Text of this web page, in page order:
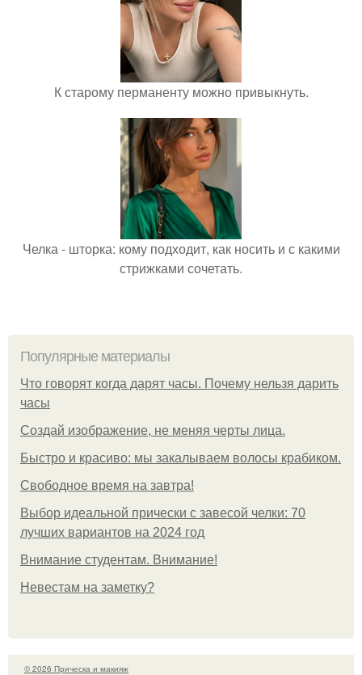
К старому перманенту можно привыкнуть.
Челка - шторка: кому подходит, как носить и с какими
стрижками сочетать.
Популярные материалы
Что говорят когда дарят часы. Почему нельзя дарить
часы
Создай изображение, не меняя черты лица.
Быстро и красиво: мы закалываем волосы крабиком.
Свободное время на завтра!
Выбор идеальной прически с завесой челки: 70
лучших вариантов на 2024 год
Внимание студентам. Внимание!
Невестам на заметку?
© 2026 Прическа и макияж